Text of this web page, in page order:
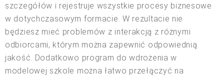
szczegółów i rejestruje wszystkie procesy biznesowe
w dotychczasowym formacie. W rezultacie nie
będziesz mieć problemów z interakcją z różnymi
odbiorcami, którym można zapewnić odpowiednią
jakość. Dodatkowo program do wdrożenia w
modelowej szkole można łatwo przełączyć na